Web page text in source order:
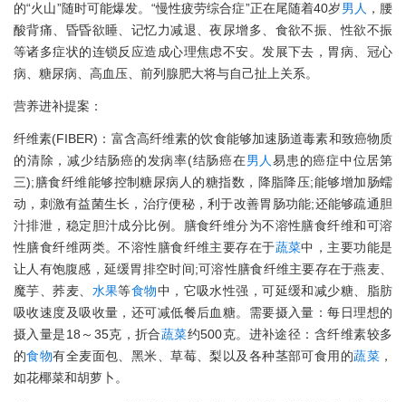
的“火山”随时可能爆发。“慢性疲劳综合症”正在尾随着40岁男人 ，腰
酸背痛、昏昏欲睡、记忆力减退、夜尿增多、食欲不振、性欲不振
等诸多症状的连锁反应造成心理焦虑不安。发展下去，胃病、冠心
病、糖尿病、高血压、前列腺肥大将与自己扯上关系。
营养进补提案：
纤维素(FIBER)：富含高纤维素的饮食能够加速肠道毒素和致癌物质
的清除，减少结肠癌的发病率(结肠癌在男人 易患的癌症中位居第
三);膳食纤维能够控制糖尿病人的糖指数，降脂降压;能够增加肠蠕
动，刺激有益菌生长，治疗便秘，利于改善胃肠功能;还能够疏通胆
汁排泄，稳定胆汁成分比例。膳食纤维分为不溶性膳食纤维和可溶
性膳食纤维两类。不溶性膳食纤维主要存在于蔬菜中，主要功能是
让人有饱腹感，延缓胃排空时间;可溶性膳食纤维主要存在于燕麦、
魔芋、荞麦、 水果等食物中，它吸水性强，可延缓和减少糖、脂肪
吸收速度及吸收量，还可减低餐后血糖。需要摄入量：每日理想的
摄入量是18～35克，折合蔬菜约500克。进补途径：含纤维素较多
的食物有全麦面包、黑米、草莓、梨以及各种茎部可食用的蔬菜 ，
如花椰菜和胡萝卜。